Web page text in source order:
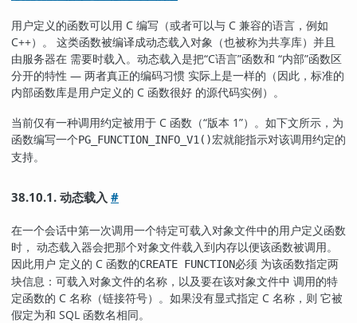
用户定义的函数可以用 C 编写（或者可以与 C 兼容的语言，例如
C++）。 这类函数被编译成动态载入对象（也被称为共享库）并且
由服务器在 需要时载入。动态载入是把“C语言”函数和 “内部”函数区
分开的特性 — 两者真正的编码习惯 实际上是一样的（因此，标准的
内部函数库是用户定义的 C 函数很好 的源代码实例）。
当前仅有一种调用约定被用于 C 函数（“版本 1”）。如下文所示，为
函数编写一个PG_FUNCTION_INFO_V1()宏就能指示对该调用约定的
支持。
38.10.1. 动态载入 #
在一个会话中第一次调用一个特定可载入对象文件中的用户定义函数
时， 动态载入器会把那个对象文件载入到内存以便该函数被调用。
因此用户 定义的 C 函数的CREATE FUNCTION必须 为该函数指定两
块信息：可载入对象文件的名称，以及要在该对象文件中 调用的特
定函数的 C 名称（链接符号）。如果没有显式指定 C 名称，则 它被
假定为和 SQL 函数名相同。